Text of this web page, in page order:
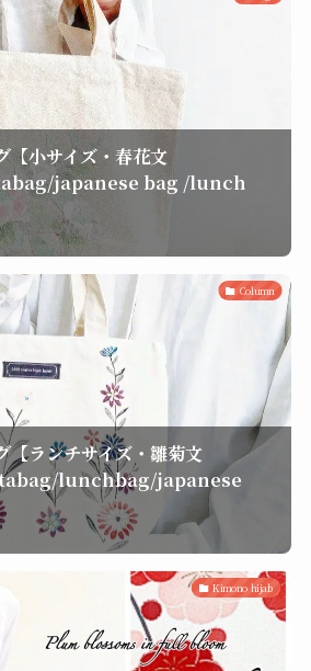
小サイズ・春花文
japanese bag /lunch
Column
ランチサイズ・雛菊文
lunchbag/japanese
Kimono hijab